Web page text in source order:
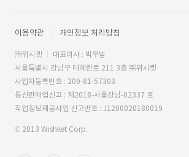
이용약관 개인정보 처리방침
㈜위시켓
대표이사 : 박우범
서울특별시 강남구 테헤란로 211 3층 ㈜위시켓
사업자등록번호 : 209-81-57303
통신판매업신고 : 제2018-서울강남-02337 호
직업정보제공사업 신고번호 : J1200020180019
© 2013 Wishket Corp.